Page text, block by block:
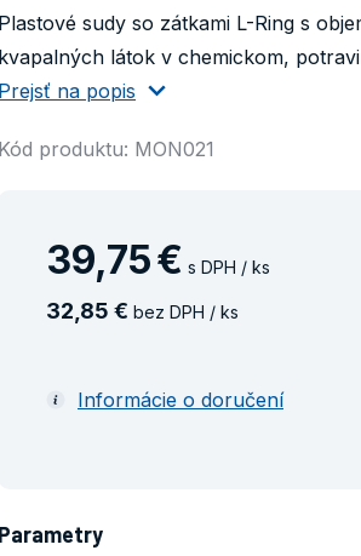
Plastové sudy so zátkami L-Ring s
kvapalných látok v chemickom,
Prejsť na popis
Kód produktu: MON021
39,75€ s DPH / ks
32 85 € bez DPH / ks
Informácie o doručení
Parametry